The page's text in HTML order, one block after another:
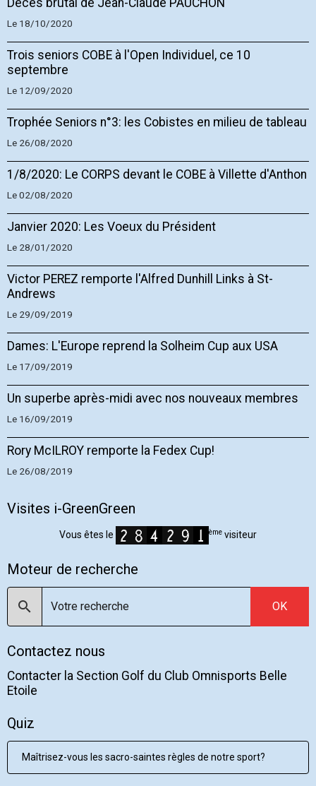
Décès brutal de Jean-Claude PAUCHON
Le 18/10/2020
Trois seniors COBE à l'Open Individuel, ce 10
septembre
Le 12/09/2020
Trophée Seniors n°3: les Cobistes en milieu de tableau
Le 26/08/2020
1/8/2020: Le CORPS devant le COBE à Villette d'Anthon
Le 02/08/2020
Janvier 2020: Les Voeux du Président
Le 28/01/2020
Victor PEREZ remporte l'Alfred Dunhill Links à St-
Andrews
Le 29/09/2019
Dames: L'Europe reprend la Solheim Cup aux USA
Le 17/09/2019
Un superbe après-midi avec nos nouveaux membres
Le 16/09/2019
Rory McILROY remporte la Fedex Cup!
Le 26/08/2019
Visites i-GreenGreen
Vous êtes le ème visiteur
Moteur de recherche
OK
Contactez nous
Contacter la Section Golf du Club Omnisports Belle
Etoile
Quiz
Maîtrisez-vous les sacro-saintes règles de notre sport?